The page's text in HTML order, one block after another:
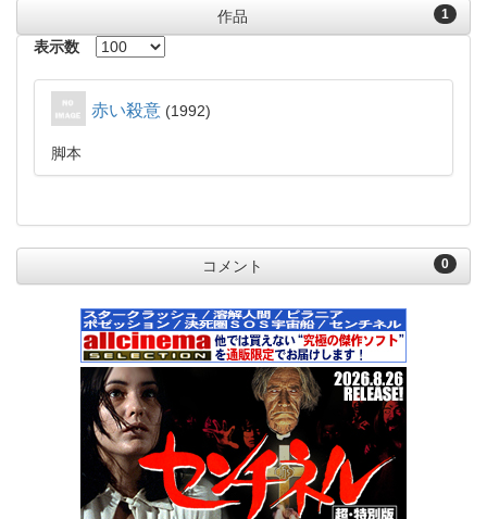
1
作品
表示数
赤い殺意 1992
脚本
0
コメント